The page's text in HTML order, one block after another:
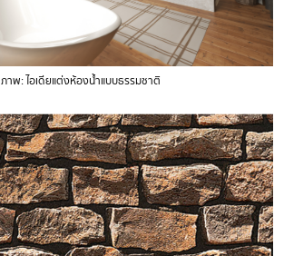
ภาพ: ไอเดียแต่งห้องน้ำแบบธรรมชาติ